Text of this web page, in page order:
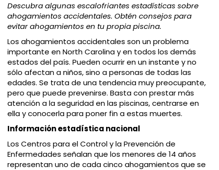
Descubra algunas escalofriantes estadísticas sobre
ahogamientos accidentales. Obtén consejos para
evitar ahogamientos en tu propia piscina.
Los ahogamientos accidentales son un problema
importante en North Carolina y en todos los demás
estados del país. Pueden ocurrir en un instante y no
sólo afectan a niños, sino a personas de todas las
edades. Se trata de una tendencia muy preocupante,
pero que puede prevenirse. Basta con prestar más
atención a la seguridad en las piscinas, centrarse en
ella y conocerla para poner fin a estas muertes.
Información estadística nacional
Los Centros para el Control y la Prevención de
Enfermedades señalan que los menores de 14 años
representan uno de cada cinco ahogamientos que se